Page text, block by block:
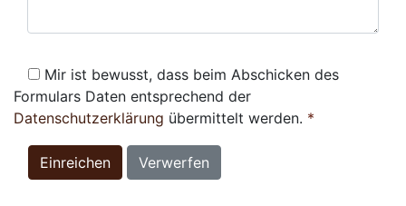
Mir ist bewusst, dass beim Abschicken des
Formulars Daten entsprechend der
Datenschutzerklärung übermittelt werden. *
Einreichen Verwerfen